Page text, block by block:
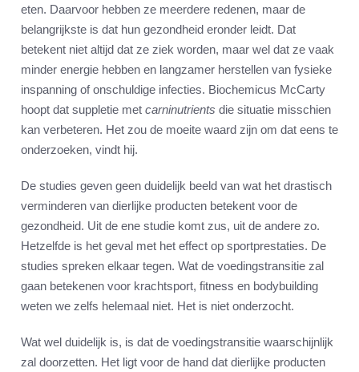
eten. Daarvoor hebben ze meerdere redenen, maar de
belangrijkste is dat hun gezondheid eronder leidt. Dat
betekent niet altijd dat ze ziek worden, maar wel dat ze vaak
minder energie hebben en langzamer herstellen van fysieke
inspanning of onschuldige infecties. Biochemicus McCarty
hoopt dat suppletie met carninutrients die situatie misschien
kan verbeteren. Het zou de moeite waard zijn om dat eens te
onderzoeken, vindt hij.
De studies geven geen duidelijk beeld van wat het drastisch
verminderen van dierlijke producten betekent voor de
gezondheid. Uit de ene studie komt zus, uit de andere zo.
Hetzelfde is het geval met het effect op sportprestaties. De
studies spreken elkaar tegen. Wat de voedingstransitie zal
gaan betekenen voor krachtsport, fitness en bodybuilding
weten we zelfs helemaal niet. Het is niet onderzocht.
Wat wel duidelijk is, is dat de voedingstransitie waarschijnlijk
zal doorzetten. Het ligt voor de hand dat dierlijke producten